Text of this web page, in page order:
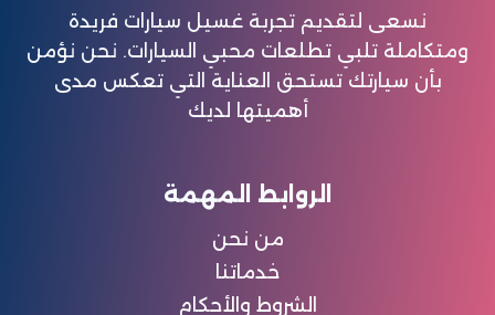
نسعى لتقديم تجربة غسيل سيارات فريدة
ومتكاملة تلبي تطلعات محبي السيارات. نحن نؤمن
بأن سيارتك تستحق العناية التي تعكس مدى
أهميتها لديك
الروابط المهمة
من نحن
خدماتنا
الشروط والأحكام